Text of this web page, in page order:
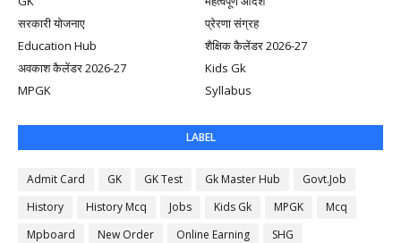
सरकारी योजनाए
प्रेरणा संग्रह
Education Hub
शैक्षिक कैलेंडर 2026-27
अवकाश कैलेंडर 2026-27
Kids Gk
MPGK
Syllabus
LABEL
Admit Card GK GK Test Gk Master Hub
Govt.Job
History
History Mcq Jobs Kids Gk MPGK
Mcq
Mpboard
New Order Online Earning
SHG